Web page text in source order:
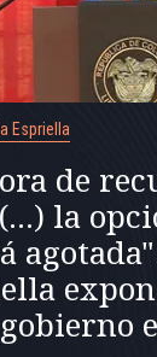
Espriella
de
la